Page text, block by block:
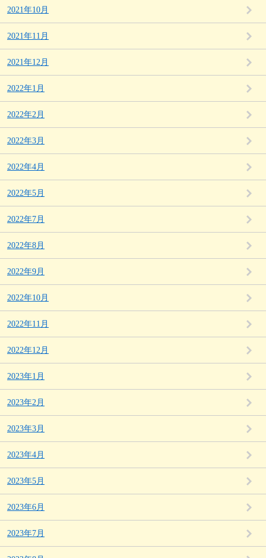
2021年10月
2021年11月
2021年12月
2022年1月
2022年2月
2022年3月
2022年4月
2022年5月
2022年7月
2022年8月
2022年9月
2022年10月
2022年11月
2022年12月
2023年1月
2023年2月
2023年3月
2023年4月
2023年5月
2023年6月
2023年7月